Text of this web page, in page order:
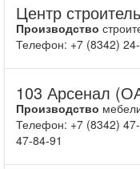
Центр
Производство
Телефон: +7 (8342)
103 Арсенал
Производство
Телефон: +7 (8342)
47-84-91